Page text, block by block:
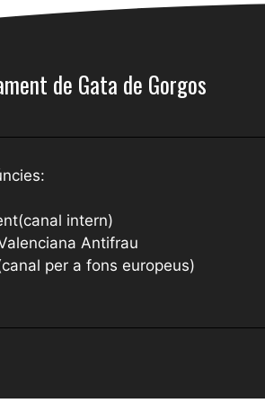
de Gata de Gorgos
intern)
Antifrau
per a fons europeus)